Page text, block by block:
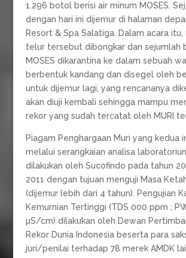
1.296 botol berisi air minum MOSES.
dengan hari ini dijemur di halaman
Resort & Spa Salatiga. Dalam acara itu,
telur tersebut dibongkar dan sejumlah
MOSES dikarantina ke dalam sebuah
berbentuk kandang dan disegel oleh
untuk dijemur lagi, yang rencananya
akan diuji kembali sehingga mampu
rekor yang sudah tercatat oleh MURI
Piagam Penghargaan Muri yang kedua
melalui serangkaian analisa
dilakukan oleh Sucofindo pada tahun
2011 dengan tujuan menguji Masa
(dijemur lebih dari 4 tahun). Pengujian
Kemurnian Tertinggi (TDS 000 ppm ;
µS/cm) dilakukan oleh Dewan
Rekor Dunia Indonesia beserta para
juri/penilai terhadap 78 merek AMDK